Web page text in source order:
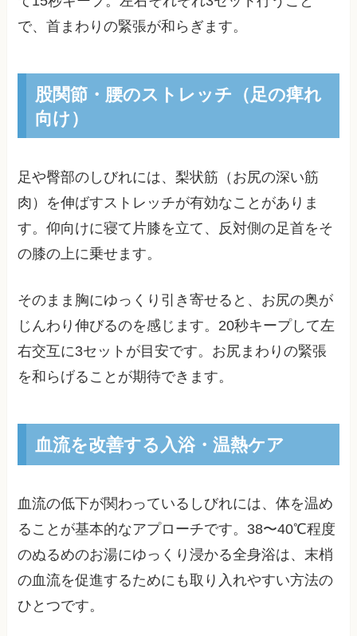
で、首まわりの緊張が和らぎます。
股関節・腰のストレッチ（足の痺れ
向け）
足や臀部のしびれには、梨状筋（お尻の深い筋
肉）を伸ばすストレッチが有効なことがありま
す。仰向けに寝て片膝を立て、反対側の足首をそ
の膝の上に乗せます。
そのまま胸にゆっくり引き寄せると、お尻の奥が
じんわり伸びるのを感じます。20秒キープして左
右交互に3セットが目安です。お尻まわりの緊張
を和らげることが期待できます。
血流を改善する入浴・温熱ケア
血流の低下が関わっているしびれには、体を温め
ることが基本的なアプローチです。38〜40℃程度
のぬるめのお湯にゆっくり浸かる全身浴は、末梢
の血流を促進するためにも取り入れやすい方法の
ひとつです。